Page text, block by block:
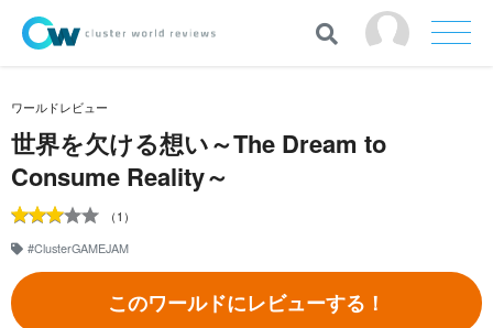
ワールドレビュー
世界を欠ける想い～The Dream to
Consume Reality～
（1）
#ClusterGAMEJAM
このワールドにレビューする！